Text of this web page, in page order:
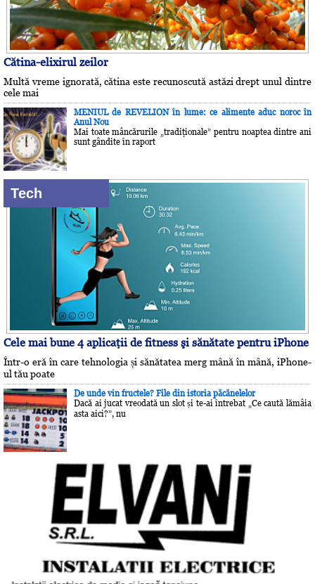
Cătina-elixirul zeilor
Multă vreme ignorată, cătina este recunoscută astăzi drept unul dintre
cele mai
MENIUL de REVELION în lume: ce alimente aduc noroc în
Anul Nou
Mai toate mâncărurile „tradiţionale” pentru noaptea dintre ani
sunt gândite în raport
Tech
Cele mai bune 4 aplicaţii de fitness şi sănătate pentru iPhone
Într-o eră în care tehnologia și sănătatea merg mână în mână, iPhone-
ul tău poate
De unde vin fructele? File din istoria păcănelelor
Dacă ai jucat vreodată un slot și te-ai întrebat „Ce caută lămâia
asta aici?”, nu